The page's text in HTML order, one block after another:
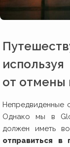
от отмены
Непредвиденные
Однако мы в
должен иметь
отправиться в